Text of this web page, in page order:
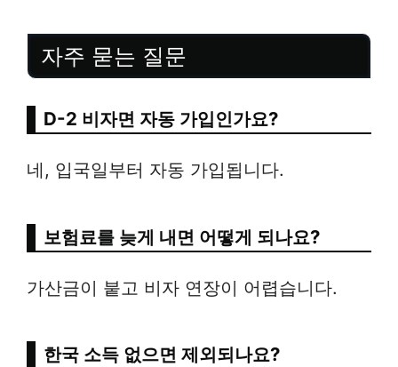
자주 묻는 질문
D-2 비자면 자동 가입인가요?
네, 입국일부터 자동 가입됩니다.
보험료를 늦게 내면 어떻게 되나요?
가산금이 붙고 비자 연장이 어렵습니다.
한국 소득 없으면 제외되나요?